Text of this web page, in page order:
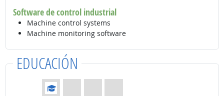
Software de control industrial
Machine control systems
Machine monitoring software
EDUCACIÓN
Educación: (Calificación 1 de 4)